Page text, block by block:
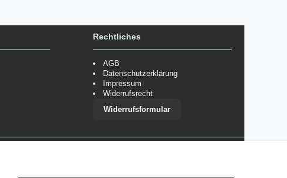
Rechtliches
AGB
Datenschutzerklärung
Impressum
Widerrufsrecht
Widerrufsformular